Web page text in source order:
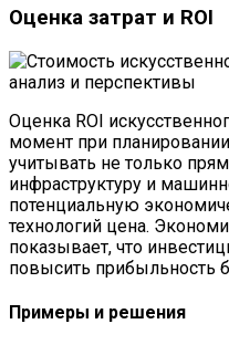
Оценка затрат и ROI
Оценка ROI
момент при
учитывать не только
инфраструктуру и
потенциальную
технологий цена.
показывает, что
повысить прибыльность
Примеры и решения